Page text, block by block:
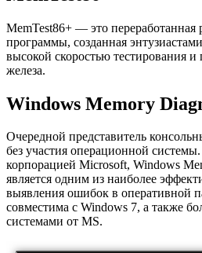
MemTest86+ — это
программы, созданная
высокой скоростью тестирования
железа.
Windows Memory
Очередной представитель
без участия операционной системы.
корпорацией Microsoft, Windows
является одним из наиболее
выявления ошибок в оперативной
совместима с Windows 7, а также
системами от MS.